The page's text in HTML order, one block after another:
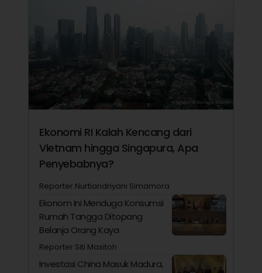
Ekonomi RI Kalah Kencang dari
Vietnam hingga Singapura, Apa
Penyebabnya?
Reporter Nurtiandriyani Simamora
Ekonom Ini Menduga Konsumsi
Rumah Tangga Ditopang
Belanja Orang Kaya
Reporter Siti Masitoh
Investasi China Masuk Madura,